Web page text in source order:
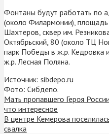
Фонтаны будут работать по
(около Филармонии),
Шахтеров, сквер им.
Октябрьский, 80 (около ТЦ
парк Победы в ж.р. Кедровка
ж.р. Лесная Поляна.
Источник: sibdepo.ru
Фото: Сибдепо.
Мать пропавшего Героя
что интересное
В центре Кемерова
свалка